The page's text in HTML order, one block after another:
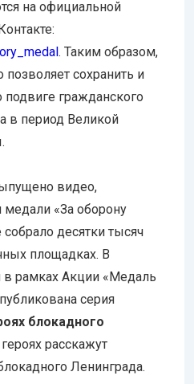
на официальной
. Таким образом,
позволяет сохранить и
гражданского
в период Великой
видео,
«За оборону
десятки тысяч
площадках. В
рамках Акции «Медаль
серия
блокадного
расскажут
Ленинграда.